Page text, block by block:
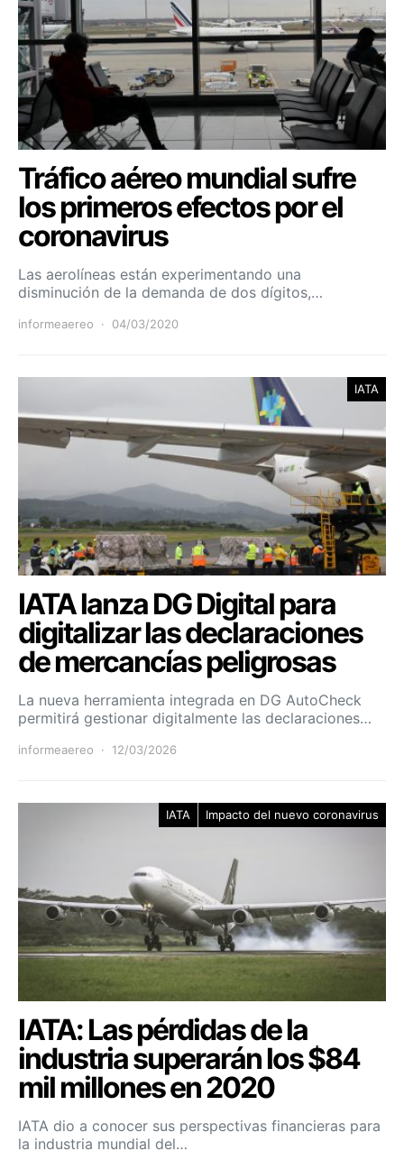
Tráfico aéreo mundial sufre
los primeros efectos por el
coronavirus
Las aerolíneas están experimentando una
disminución de la demanda de dos dígitos,…
informeaereo 04/03/2020
IATA
IATA lanza DG Digital para
digitalizar las declaraciones
de mercancías peligrosas
La nueva herramienta integrada en DG AutoCheck
permitirá gestionar digitalmente las declaraciones…
informeaereo 12/03/2026
IATA Impacto del nuevo coronavirus
IATA: Las pérdidas de la
industria superarán los $84
mil millones en 2020
IATA dio a conocer sus perspectivas financieras para
la industria mundial del…